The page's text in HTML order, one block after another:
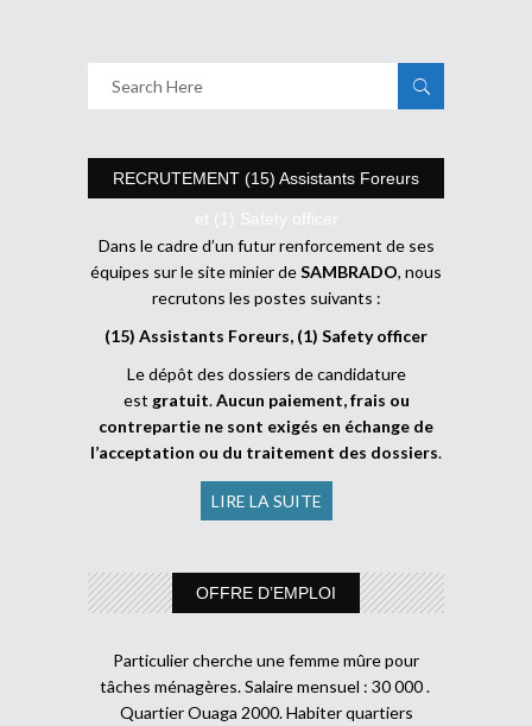
RECRUTEMENT (15) Assistants Foreurs
et (1) Safety officer
Dans le cadre d’un futur renforcement de ses
équipes sur le site minier deSAMBRADO, nous
recrutons les postes suivants :
(15) Assistants Foreurs, (1) Safety officer
Le dépôt des dossiers de candidature
est gratuit.Aucun paiement, frais ou
contrepartie ne sont exigés en échange de
l’acceptation ou du traitement des dossiers.
LIRE LA SUITE
OFFRE D’EMPLOI
Particulier cherche une femme mûre pour
tâches ménagères. Salaire mensuel : 30 000 .
Quartier Ouaga 2000. Habiter quartiers